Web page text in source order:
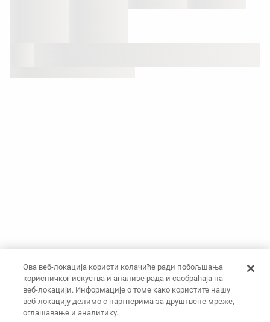
Ова веб-локација користи колачиће ради побољшања
корисничког искуства и анализе рада и саобраћаја на
веб-локацији. Информације о томе како користите нашу
веб-локацију делимо с партнерима за друштвене мреже,
оглашавање и аналитику.